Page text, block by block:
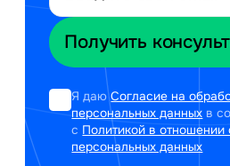
Я даюСогласие на
персональных данных в
с Политикой в отношении
персональных данных